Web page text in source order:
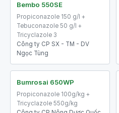
Bembo 550SE
Propiconazole 150 g/l +
Tebuconazole 50 g/l +
Tricyclazole 3
Công ty CP SX - TM - DV
Ngọc Tùng
Bumrosai 650WP
Propiconazole 100g/kg +
Tricyclazole 550g/kg